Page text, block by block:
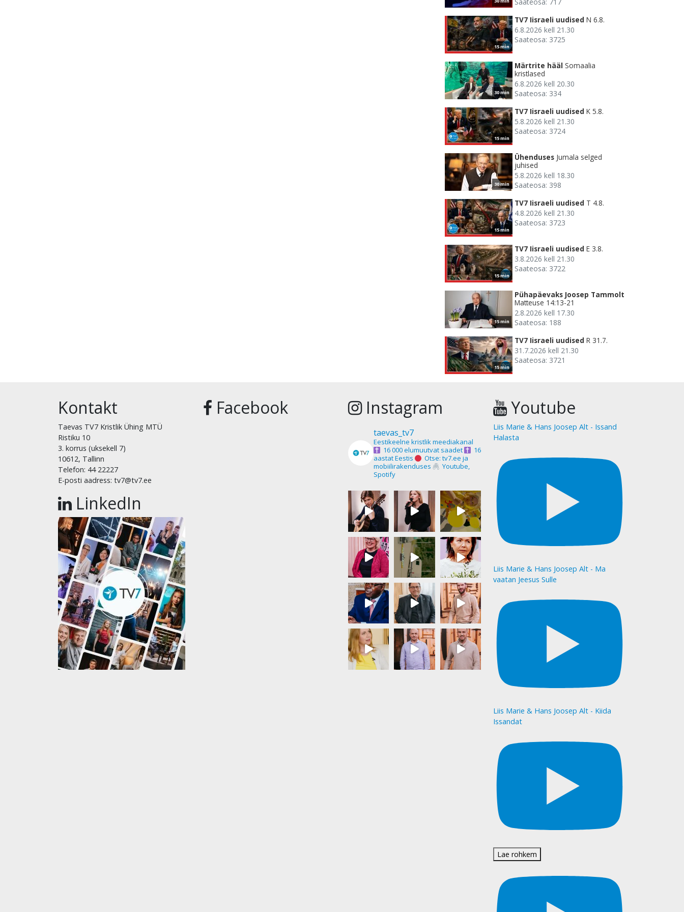
15 min
TV7 Iisraeli uudised N 6.8.
6.8.2026 kell 21.30
Saateosa: 3725
30 min
Märtrite hääl Somaalia
kristlased
6.8.2026 kell 20.30
Saateosa: 334
15 min
TV7 Iisraeli uudised K 5.8.
5.8.2026 kell 21.30
Saateosa: 3724
30 min
Ühenduses Jumala selged
juhised
5.8.2026 kell 18.30
Saateosa: 398
15 min
TV7 Iisraeli uudised T 4.8.
4.8.2026 kell 21.30
Saateosa: 3723
15 min
TV7 Iisraeli uudised E 3.8.
3.8.2026 kell 21.30
Saateosa: 3722
15 min
Pühapäevaks Joosep Tammolt
Matteuse 14:13-21
2.8.2026 kell 17.30
Saateosa: 188
15 min
TV7 Iisraeli uudised R 31.7.
31.7.2026 kell 21.30
Saateosa: 3721
Kontakt
Taevas TV7 Kristlik Ühing MTÜ
Ristiku 10
3. korrus (uksekell 7)
10612, Tallinn
Telefon: 44 22227
E-posti aadress: tv7@tv7.ee
LinkedIn
Facebook Instagram
taevas_tv7
Eestikeelne kristlik meediakanal
16 000 elumuutvat saadet
16
aastat Eestis
Otse: tv7.ee ja
mobiilirakenduses
Youtube,
Spotify
Youtube
Liis Marie & Hans Joosep Alt - Issand
Halasta
Liis Marie & Hans Joosep Alt - Ma
vaatan Jeesus Sulle
Liis Marie & Hans Joosep Alt - Kiida
Issandat
Lae rohkem